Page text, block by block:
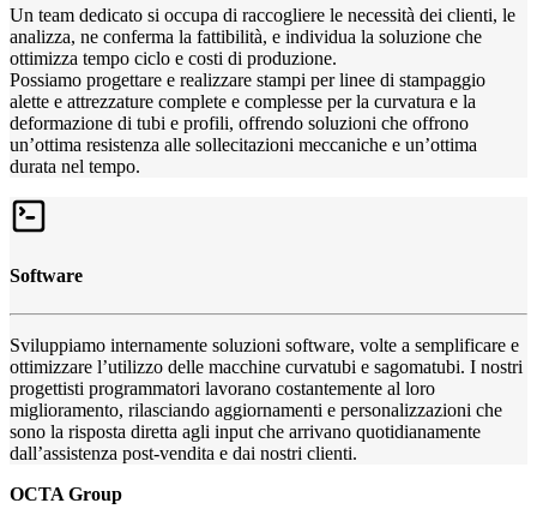
Un team dedicato si occupa di raccogliere le necessità dei clienti, le
analizza, ne conferma la fattibilità, e individua la soluzione che
ottimizza tempo ciclo e costi di produzione.
Possiamo progettare e realizzare stampi per linee di stampaggio
alette e attrezzature complete e complesse per la curvatura e la
deformazione di tubi e profili, offrendo soluzioni che offrono
un’ottima resistenza alle sollecitazioni meccaniche e un’ottima
durata nel tempo.
Software
Sviluppiamo internamente soluzioni software, volte a semplificare e
ottimizzare l’utilizzo delle macchine curvatubi e sagomatubi. I nostri
progettisti programmatori lavorano costantemente al loro
miglioramento, rilasciando aggiornamenti e personalizzazioni che
sono la risposta diretta agli input che arrivano quotidianamente
dall’assistenza post-vendita e dai nostri clienti.
OCTA Group